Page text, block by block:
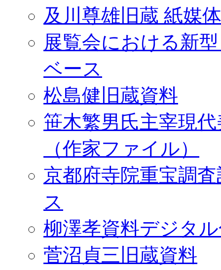
及川尊雄旧蔵 紙媒
展覧会における新
ベース
松島健旧蔵資料
笹木繁男氏主宰現
（作家ファイル）
京都府寺院重宝調
ス
柳澤孝資料デジタ
菅沼貞三旧蔵資料